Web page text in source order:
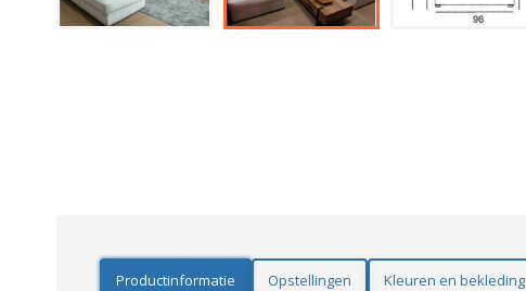
Productinformatie Opstellingen Kleuren en bekleding